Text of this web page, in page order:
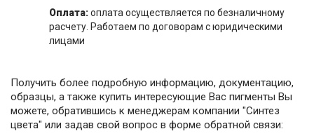
Оплата:оплата осуществляется по безналичному
расчету. Работаем по договорам с юридическими
лицами
Получить более подробную информацию, документацию,
образцы, а также купить интересующие Вас пигменты Вы
можете, обратившись к менеджерам компании "Синтез
цвета" или задав свой вопрос в форме обратной связи: